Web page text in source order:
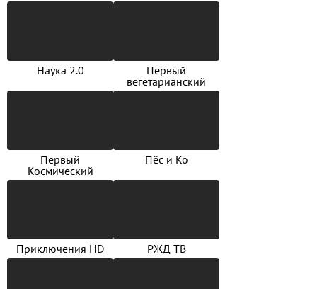
Наука 2.0
Первый
вегетарианский
Первый
Космический
Пёс и Ко
Приключения HD РЖД ТВ